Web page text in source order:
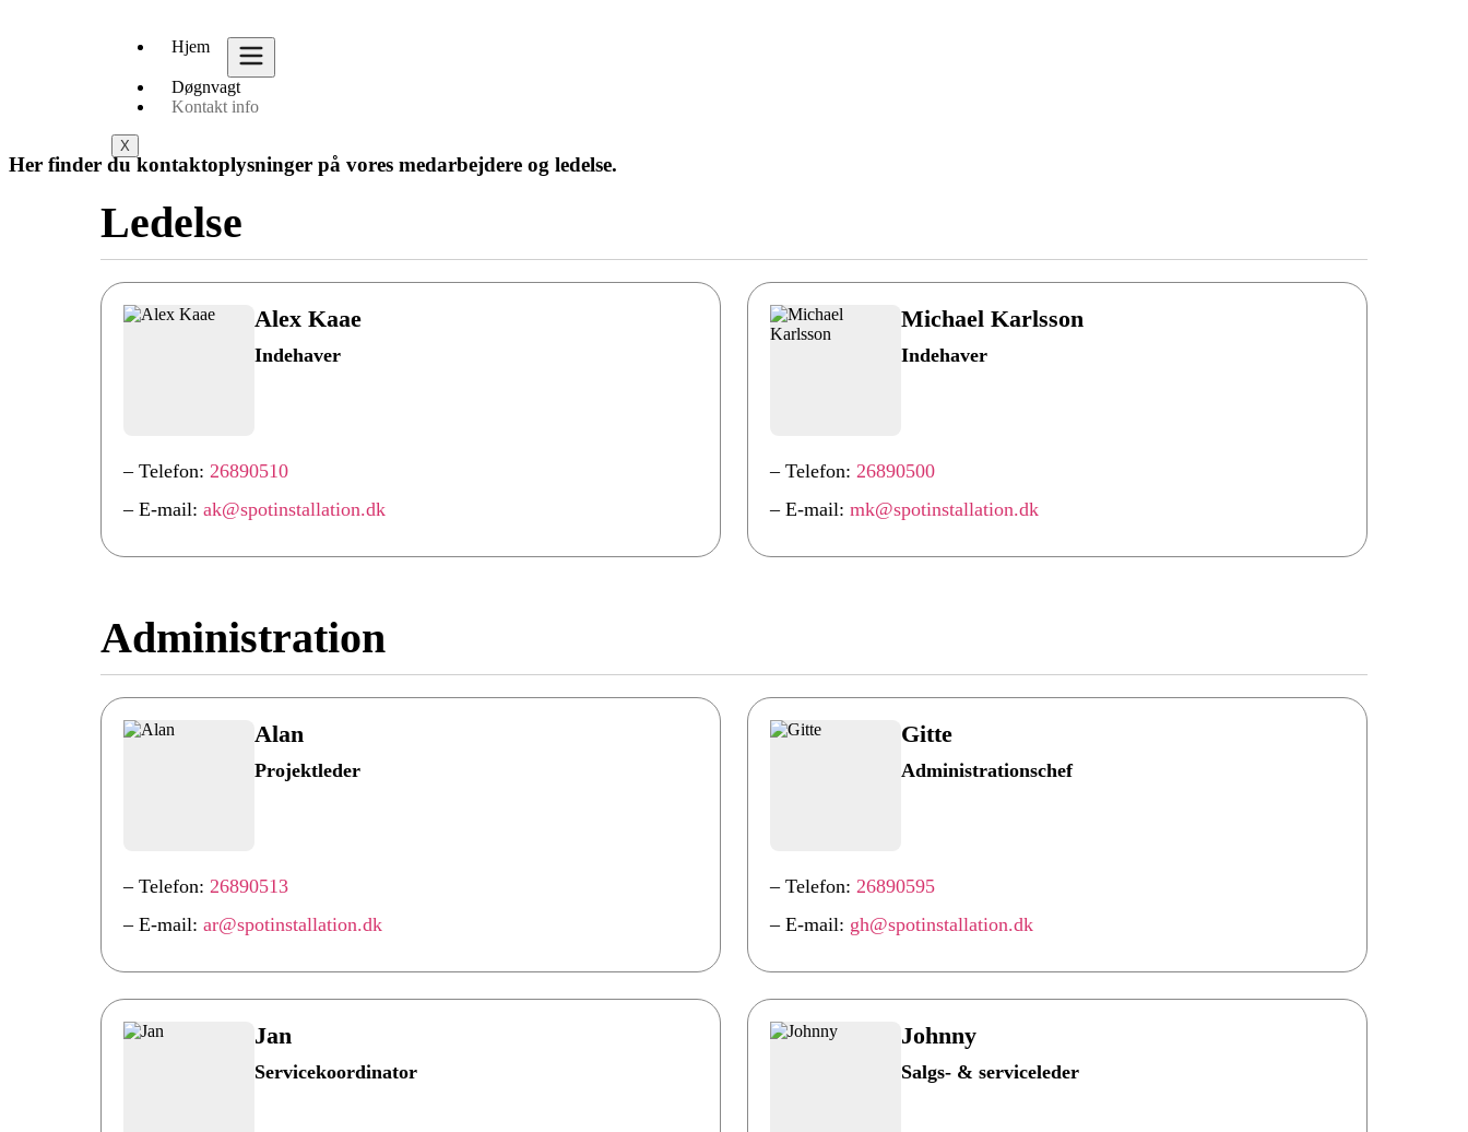
Hjem
Døgnvagt
Kontakt info
X
Her finder du kontaktoplysninger på vores medarbejdere og ledelse.
Ledelse
Alex Kaae
Indehaver
– Telefon: 26890510
– E-mail: ak@spotinstallation.dk
Michael Karlsson
Indehaver
– Telefon: 26890500
– E-mail: mk@spotinstallation.dk
Administration
Alan
Projektleder
– Telefon: 26890513
– E-mail: ar@spotinstallation.dk
Gitte
Administrationschef
– Telefon: 26890595
– E-mail: gh@spotinstallation.dk
Jan
Servicekoordinator
Johnny
Salgs- & serviceleder